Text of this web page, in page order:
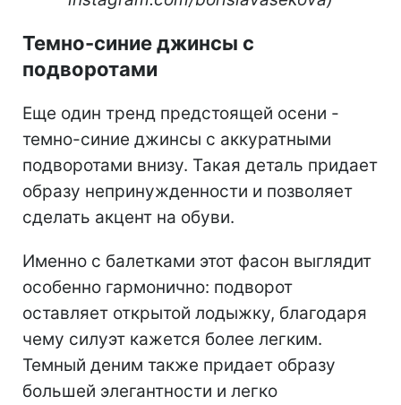
Прямые джинсы (фото:
instagram.com/borislavasekova)
подворотами
Еще один тренд предстоящей осени -
темно-синие джинсы с аккуратными
подворотами внизу. Такая деталь придает
образу непринужденности и позволяет